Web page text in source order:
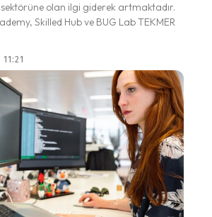
olan ilgi giderek artmaktadır.
Skilled Hub ve BUG Lab TEKMER